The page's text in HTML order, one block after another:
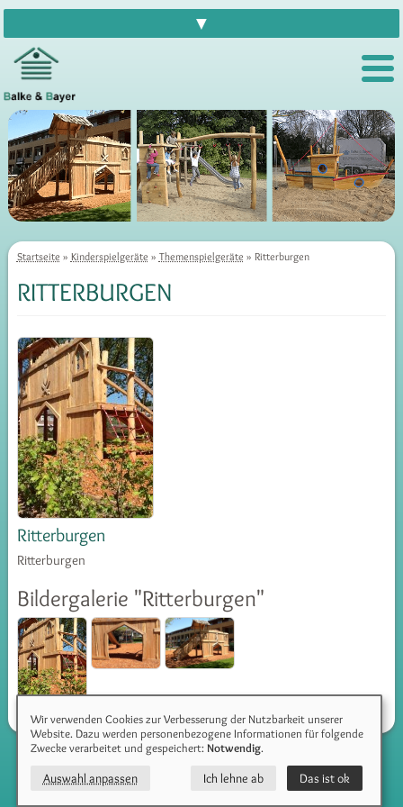
▼
Startseite » Kinderspielgeräte » Themenspielgeräte » Ritterburgen
RITTERBURGEN
Ritterburgen
Ritterburgen
Bildergalerie "Ritterburgen"
© 2026 Balke & Bayer GmbH |Impressum
Webdesign
PIXELHAUS®
Wir verwenden Cookies zur Verbesserung der Nutzbarkeit unserer
Website. Dazu werden personenbezogene Informationen für folgende
Zwecke verarbeitet und gespeichert:Notwendig.
Auswahl anpassen Ich lehne ab Das ist ok